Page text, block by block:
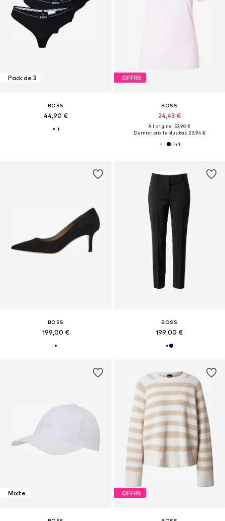
Pack de 3
BOSS
44,90 €
OFFRE
BOSS
24,43 €
À l'origine : 59,90 €
Dernier prix le plus bas :23,94 €
+1
BOSS
199,00 €
BOSS
199,00 €
Mixte OFFRE